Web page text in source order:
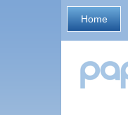
Home